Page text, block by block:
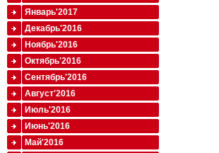
Январь'2017
Декабрь'2016
Ноябрь'2016
Октябрь'2016
Сентябрь'2016
Август'2016
Июль'2016
Июнь'2016
Май'2016